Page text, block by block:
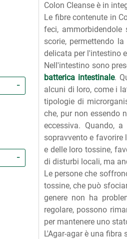
Colon Cleanse è in
Le fibre contenute in
feci,
scorie, permettendo
delicata per l'intestino
Nell'intestino sono
batterica intestinale.
alcuni di loro, come i
tipologie di
che, pur non essendo
eccessiva. Quando,
sopravvento e
e delle loro tossine,
di disturbi locali, ma
Le persone che
tossine, che può
genere non ha
regolare, possono
per mantenere uno
L'Agar-agar è una